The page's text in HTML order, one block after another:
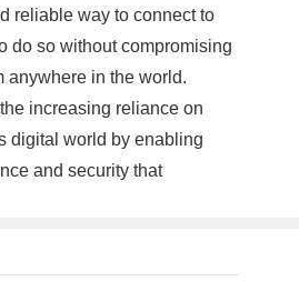
reliable way to connect to
do so without compromising
anywhere in the world.
increasing reliance on
digital world by enabling
and security that